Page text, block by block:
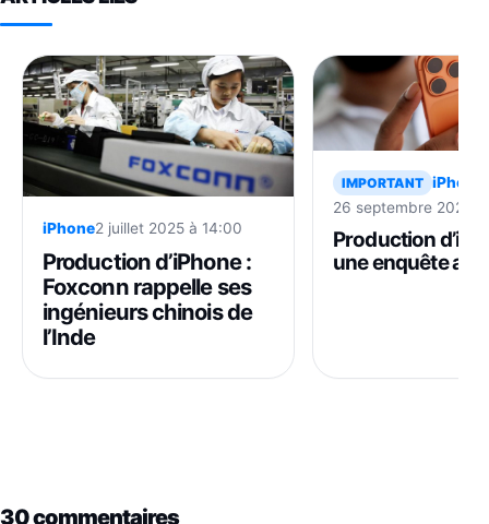
iPhone2 juillet 2025 à 14:00
Production d’iPhone :
Foxconn rappelle ses
ingénieurs chinois de
l’Inde
IMPORTANT iPhone
26 septembre 2025
Production
une enquête
30 commentaires